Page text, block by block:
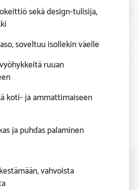
sekä design-tulisija,
soveltuu isollekin väelle
ruuan
koti- ja ammattimaiseen
ja puhdas palaminen
vahvoista